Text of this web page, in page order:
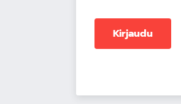
Kirjaudu